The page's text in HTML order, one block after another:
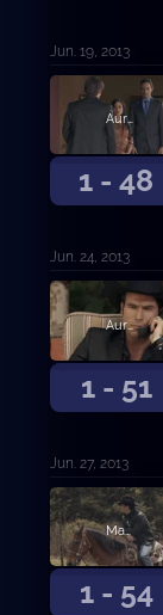
Jun. 19, 2013
1 - 48
Aurelio le pega a Ximena por intentar abandonarlo
Jun. 24, 2013
1 - 51
Aurelio enfrenta a Marcos para liberar a Don Cleto
Jun. 27, 2013
1 - 54
Marcos captura al Letrudo